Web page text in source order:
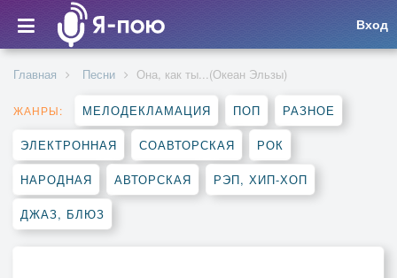
Вход
Главная Песни Она, как ты...(Океан Эльзы)
ЖАНРЫ: МЕЛОДЕКЛАМАЦИЯ ПОП РАЗНОЕ
ЭЛЕКТРОННАЯ СОАВТОРСКАЯ РОК
НАРОДНАЯ АВТОРСКАЯ РЭП, ХИП-ХОП
ДЖАЗ, БЛЮЗ